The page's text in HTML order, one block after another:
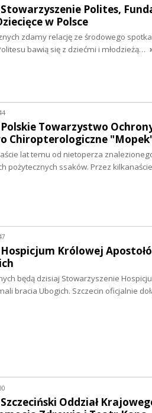
Polites,
w Polsce
zdamy relację ze środowego
bawią się z dziećmi i młodzieżą…
Polskie Towarzystwo
Chiropterologiczne
lat temu od nietoperza
pożytecznych ssaków. Przez
Królowej
będą dzisiaj Stowarzyszenie
bracia Ubogich. Szczecin oficjalnie
Oddział